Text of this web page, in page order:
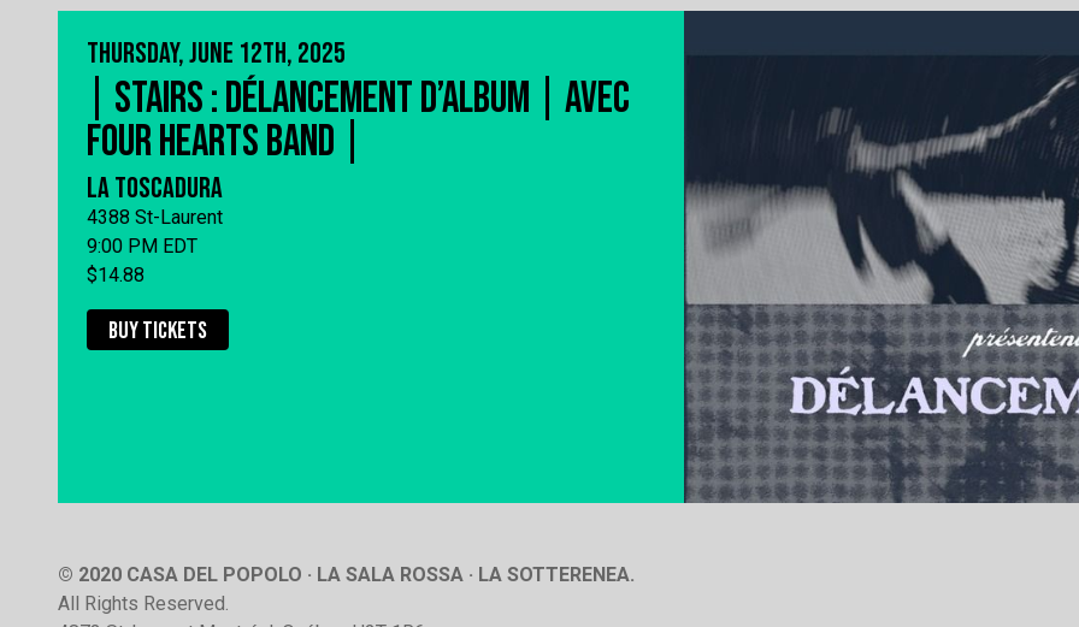
THURSDAY, JUNE 12TH, 2025
| STAIRS : DÉLANCEMENT D’ALBUM | AVEC
FOUR HEARTS BAND |
LA TOSCADURA
4388 St-Laurent
9:00 PM EDT
$14.88
BUY TICKETS
© 2020 CASA DEL POPOLO · LA SALA ROSSA · LA SOTTERENEA.
All Rights Reserved.